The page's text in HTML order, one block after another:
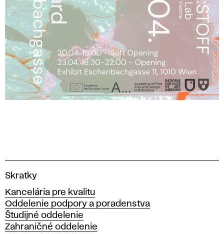
V
s
o
k
á
Skratky
Kancelária pre kvalitu
Oddelenie podpory a poradenstva
Študijné oddelenie
Zahraničné oddelenie